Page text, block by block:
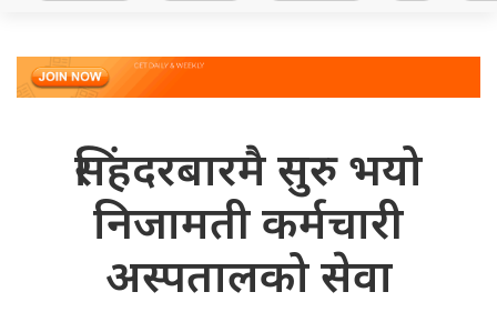
सिंहदरबारमै सुरु भयो
निजामती कर्मचारी
अस्पतालको सेवा